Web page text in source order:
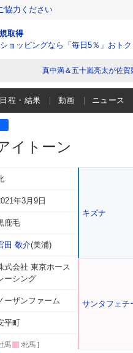
協力ください
取得
ョッピングなら「毎日5％」おトク
真中満＆五十嵐亮太が佐賀
日程・結果 動画 ニュース
イトーン
年3月9日
鹿毛
田 敬介(美浦)
式会社 東京ホース
ーシング
ーザンファーム
平町
馬 :牝馬 ]
キズナ
サンタフェチ